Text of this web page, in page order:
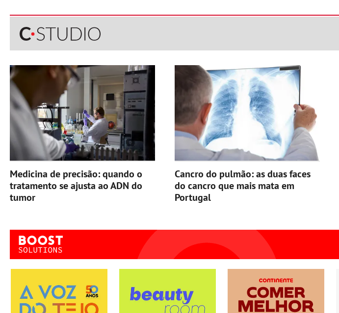
Medicina de precisão: quando o
tratamento se ajusta ao ADN do
tumor
Cancro do pulmão: as duas faces
do cancro que mais mata em
Portugal